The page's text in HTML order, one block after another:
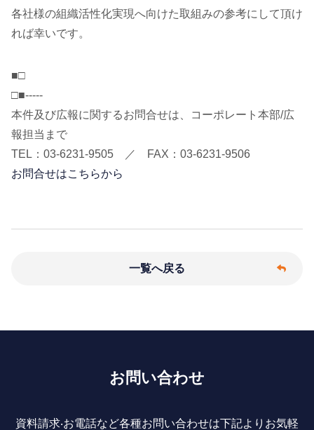
各社様の組織活性化実現へ向けた取組みの参考にして頂け
れば幸いです。
■□
□■-----
本件及び広報に関するお問合せは、コーポレート本部/広
報担当まで
TEL：03-6231-9505 ／ FAX：03-6231-9506
お問合せはこちらから
一覧へ戻る
お問い合わせ
資料請求‧お電話など各種お問い合わせは下記よりお気軽